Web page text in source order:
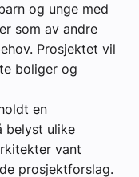
og unge med
som av andre
Prosjektet vil
boliger og
en
belyst ulike
vant
prosjektforslag.